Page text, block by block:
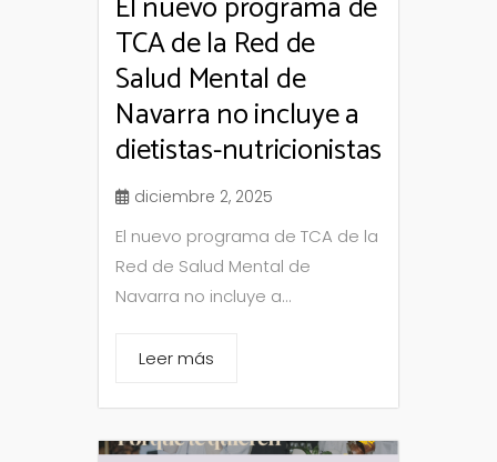
TCA de la Red de
Salud Mental de
Navarra no incluye a
dietistas-nutricionistas
diciembre 2, 2025
El nuevo programa de TCA de la
Red de Salud Mental de
Navarra no incluye a...
Leer más